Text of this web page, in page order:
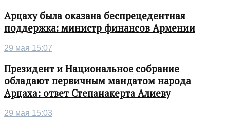
Арцаху была оказана беспрецедентная
поддержка: министр финансов Армении
29 мая 15:07
Президент и Национальное собрание
обладают первичным мандатом народа
Арцаха: ответ Степанакерта Алиеву
29 мая 15:03